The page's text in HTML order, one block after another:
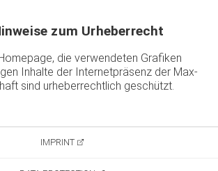
zum Urheberrecht
die verwendeten Grafiken
Inhalte der Internetpräsenz der Max-
sind urheberrechtlich geschützt.
IMPRINT